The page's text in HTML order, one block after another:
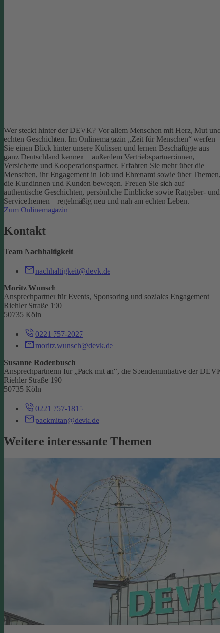
Wer steckt hinter der DEVK? Vor allem Menschen mit Herz, Mut
echten Geschichten. Im Onlinemagazin „Zeit für Menschen“ werfen
Sie einen Blick hinter unsere Kulissen und lernen Beschäftigte aus
ganz Deutschland kennen – außerdem Vertriebspartner:innen,
Versicherte und Kooperationspartner. Erfahren Sie mehr über die
Menschen, ihr Engagement in Job und Ehrenamt sowie über Themen,
die Kundinnen und Kunden bewegen. Freuen Sie sich auf
authentische Geschichten, persönliche Einblicke sowie Ratgeber- und
Servicethemen – regelmäßig neu und nah am echten Leben.
Zum Onlinemagazin
Kontakt
Team Nachhaltigkeit
nachhaltigkeit@devk.de
Moritz Wunsch
Ansprechpartner für Events, Sponsoring und soziales Engagement
Riehler Straße 190
50735 Köln
0221 757-2027
moritz.wunsch@devk.de
Susanne Rodenbusch
Ansprechpartnerin für „Pack mit an“, die Spendeninitiative der
Riehler Straße 190
50735 Köln
0221 757-1815
packmitan@devk.de
Weitere interessante Themen